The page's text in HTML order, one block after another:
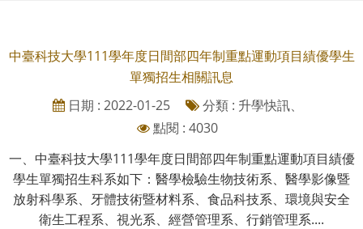
中臺科技大學111學年度日間部四年制重點運動項目績優學生
單獨招生相關訊息
日期 : 2022-01-25
分類 : 升學快訊、
點閱 : 4030
一、中臺科技大學111學年度日間部四年制重點運動項目績優
學生單獨招生科系如下：醫學檢驗生物技術系、醫學影像暨
放射科學系、牙體技術暨材料系、食品科技系、環境與安全
衛生工程系、視光系、經營管理系、行銷管理系....